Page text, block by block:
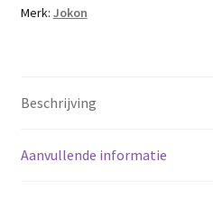
Merk: Jokon
Beschrijving
Aanvullende informatie